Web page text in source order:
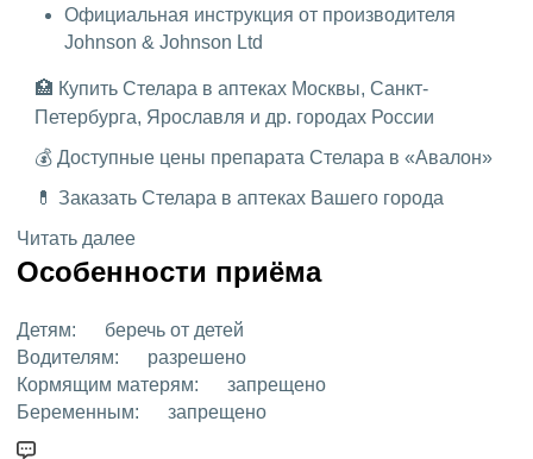
Официальная инструкция от производителя
Johnson & Johnson Ltd
🏥 Купить Стелара в аптеках Москвы, Санкт-
Петербурга, Ярославля и др. городах России
💰 Доступные цены препарата Стелара в «Авалон»
💊 Заказать Стелара в аптеках Вашего города
Читать далее
Особенности приёма
Детям:
беречь от детей
Водителям:
разрешено
Кормящим матерям:
запрещено
Беременным:
запрещено